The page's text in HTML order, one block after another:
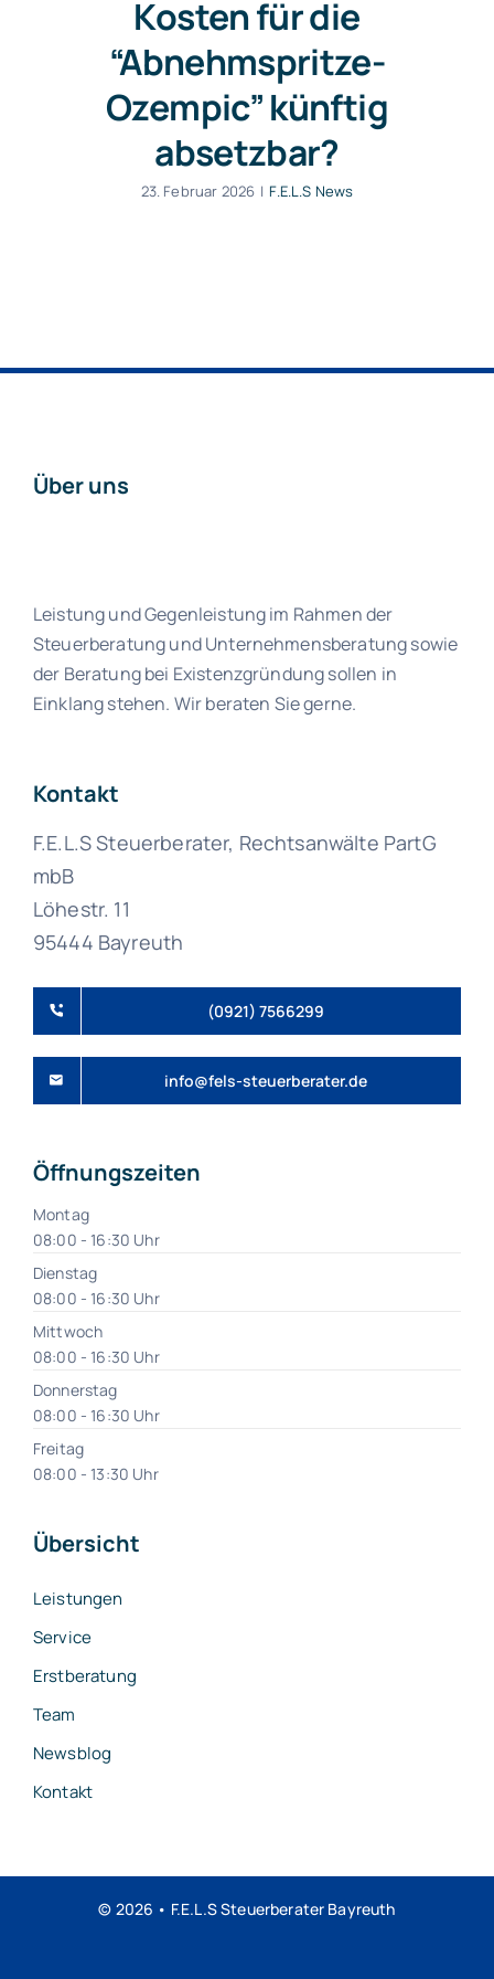
Kosten für die
“Abnehmspritze-
Ozempic” künftig
absetzbar?
23. Februar 2026 | F.E.L.S News
Über uns
Leistung und Gegenleistung im Rahmen der
Steuerberatung und Unternehmensberatung sowie
der Beratung bei Existenzgründung sollen in
Einklang stehen. Wir beraten Sie gerne.
Kontakt
F.E.L.S Steuerberater, Rechtsanwälte PartG
mbB
Löhestr. 11
95444 Bayreuth
(0921) 7566299
info@fels-steuerberater.de
Öffnungszeiten
Montag
08:00 - 16:30 Uhr
Dienstag
08:00 - 16:30 Uhr
Mittwoch
08:00 - 16:30 Uhr
Donnerstag
08:00 - 16:30 Uhr
Freitag
08:00 - 13:30 Uhr
Übersicht
Leistungen
Service
Erstberatung
Team
Newsblog
Kontakt
© 2026 • F.E.L.S Steuerberater Bayreuth